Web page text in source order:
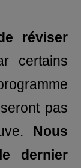
réviser
certains
pas
Nous
dernier